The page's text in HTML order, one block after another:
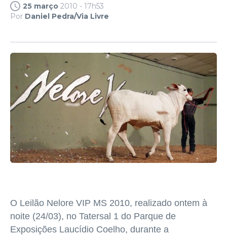
25 março 2010 - 17h53
Por Daniel Pedra/Via Livre
O Leilão Nelore VIP MS 2010, realizado ontem à
noite (24/03), no Tatersal 1 do Parque de
Exposições Laucídio Coelho, durante a